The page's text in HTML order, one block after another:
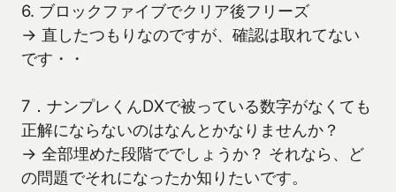
6. ブロックファイブでクリア後フリーズ
→ 直したつもりなのですが、確認は取れてない
です・・
7．ナンプレくんDXで被っている数字がなくても
正解にならないのはなんとかなりませんか？
→ 全部埋めた段階ででしょうか？ それなら、ど
の問題でそれになったか知りたいです。